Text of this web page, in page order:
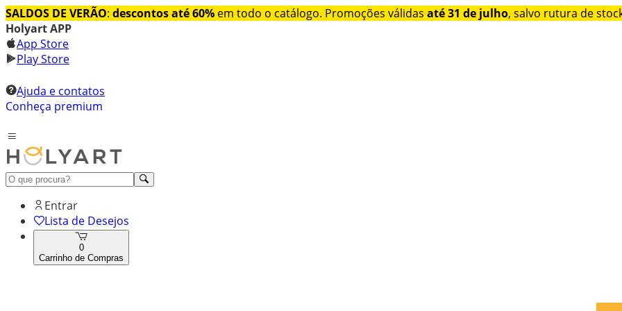
SALDOS DE VERÃO: descontos até 60% em todo o catálogo. Promoções válidas até 31 de julho, salvo rutura de
Holyart APP
App Store
Play Store
Ajuda e contatos
Conheça premium
Entrar
Lista de Desejos
0
Carrinho de Compras